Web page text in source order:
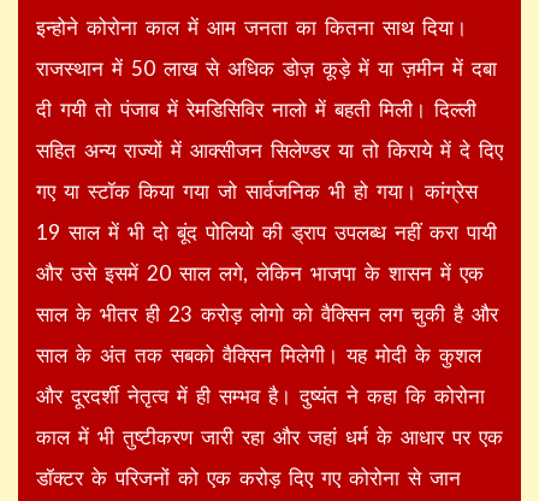
इन्होने कोरोना काल में आम जनता का कितना साथ दिया।
राजस्थान में 50 लाख से अधिक डोज़ कूड़े में या ज़मीन में दबा
दी गयी तो पंजाब में रेमडिसिविर नालो में बहती मिली। दिल्ली
सहित अन्य राज्यों में आक्सीजन सिलेण्डर या तो किराये में दे दिए
गए या स्टॉक किया गया जो सार्वजनिक भी हो गया। कांग्रेस
19 साल में भी दो बूंद पोलियो की ड्राप उपलब्ध नहीं करा पायी
और उसे इसमें 20 साल लगे, लेकिन भाजपा के शासन में एक
साल के भीतर ही 23 करोड़ लोगो को वैक्सिन लग चुकी है और
साल के अंत तक सबको वैक्सिन मिलेगी। यह मोदी के कुशल
और दूरदर्शी नेतृत्व में ही सम्भव है। दुष्यंत ने कहा कि कोरोना
काल में भी तुष्टीकरण जारी रहा और जहां धर्म के आधार पर एक
डॉक्टर के परिजनों को एक करोड़ दिए गए कोरोना से जान